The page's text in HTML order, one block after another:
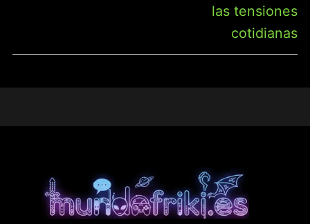
las tensiones
cotidianas